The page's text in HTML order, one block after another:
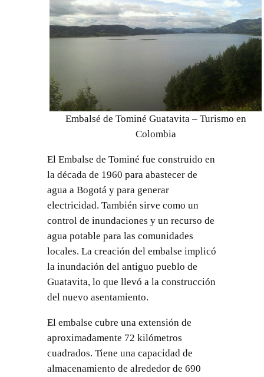
Embalsé de Tominé Guatavita – Turismo en
Colombia
El Embalse de Tominé fue construido en
la década de 1960 para abastecer de
agua a Bogotá y para generar
electricidad. También sirve como un
control de inundaciones y un recurso de
agua potable para las comunidades
locales. La creación del embalse implicó
la inundación del antiguo pueblo de
Guatavita, lo que llevó a la construcción
del nuevo asentamiento.
El embalse cubre una extensión de
aproximadamente 72 kilómetros
cuadrados. Tiene una capacidad de
almacenamiento de alrededor de 690